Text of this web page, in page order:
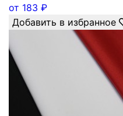
от 183 ₽
Добавить в избранное